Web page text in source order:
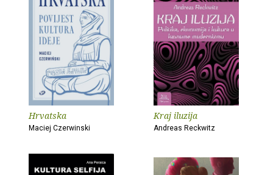
Hrvatska
Maciej Czerwinski
Kraj iluzija
Andreas Reckwitz